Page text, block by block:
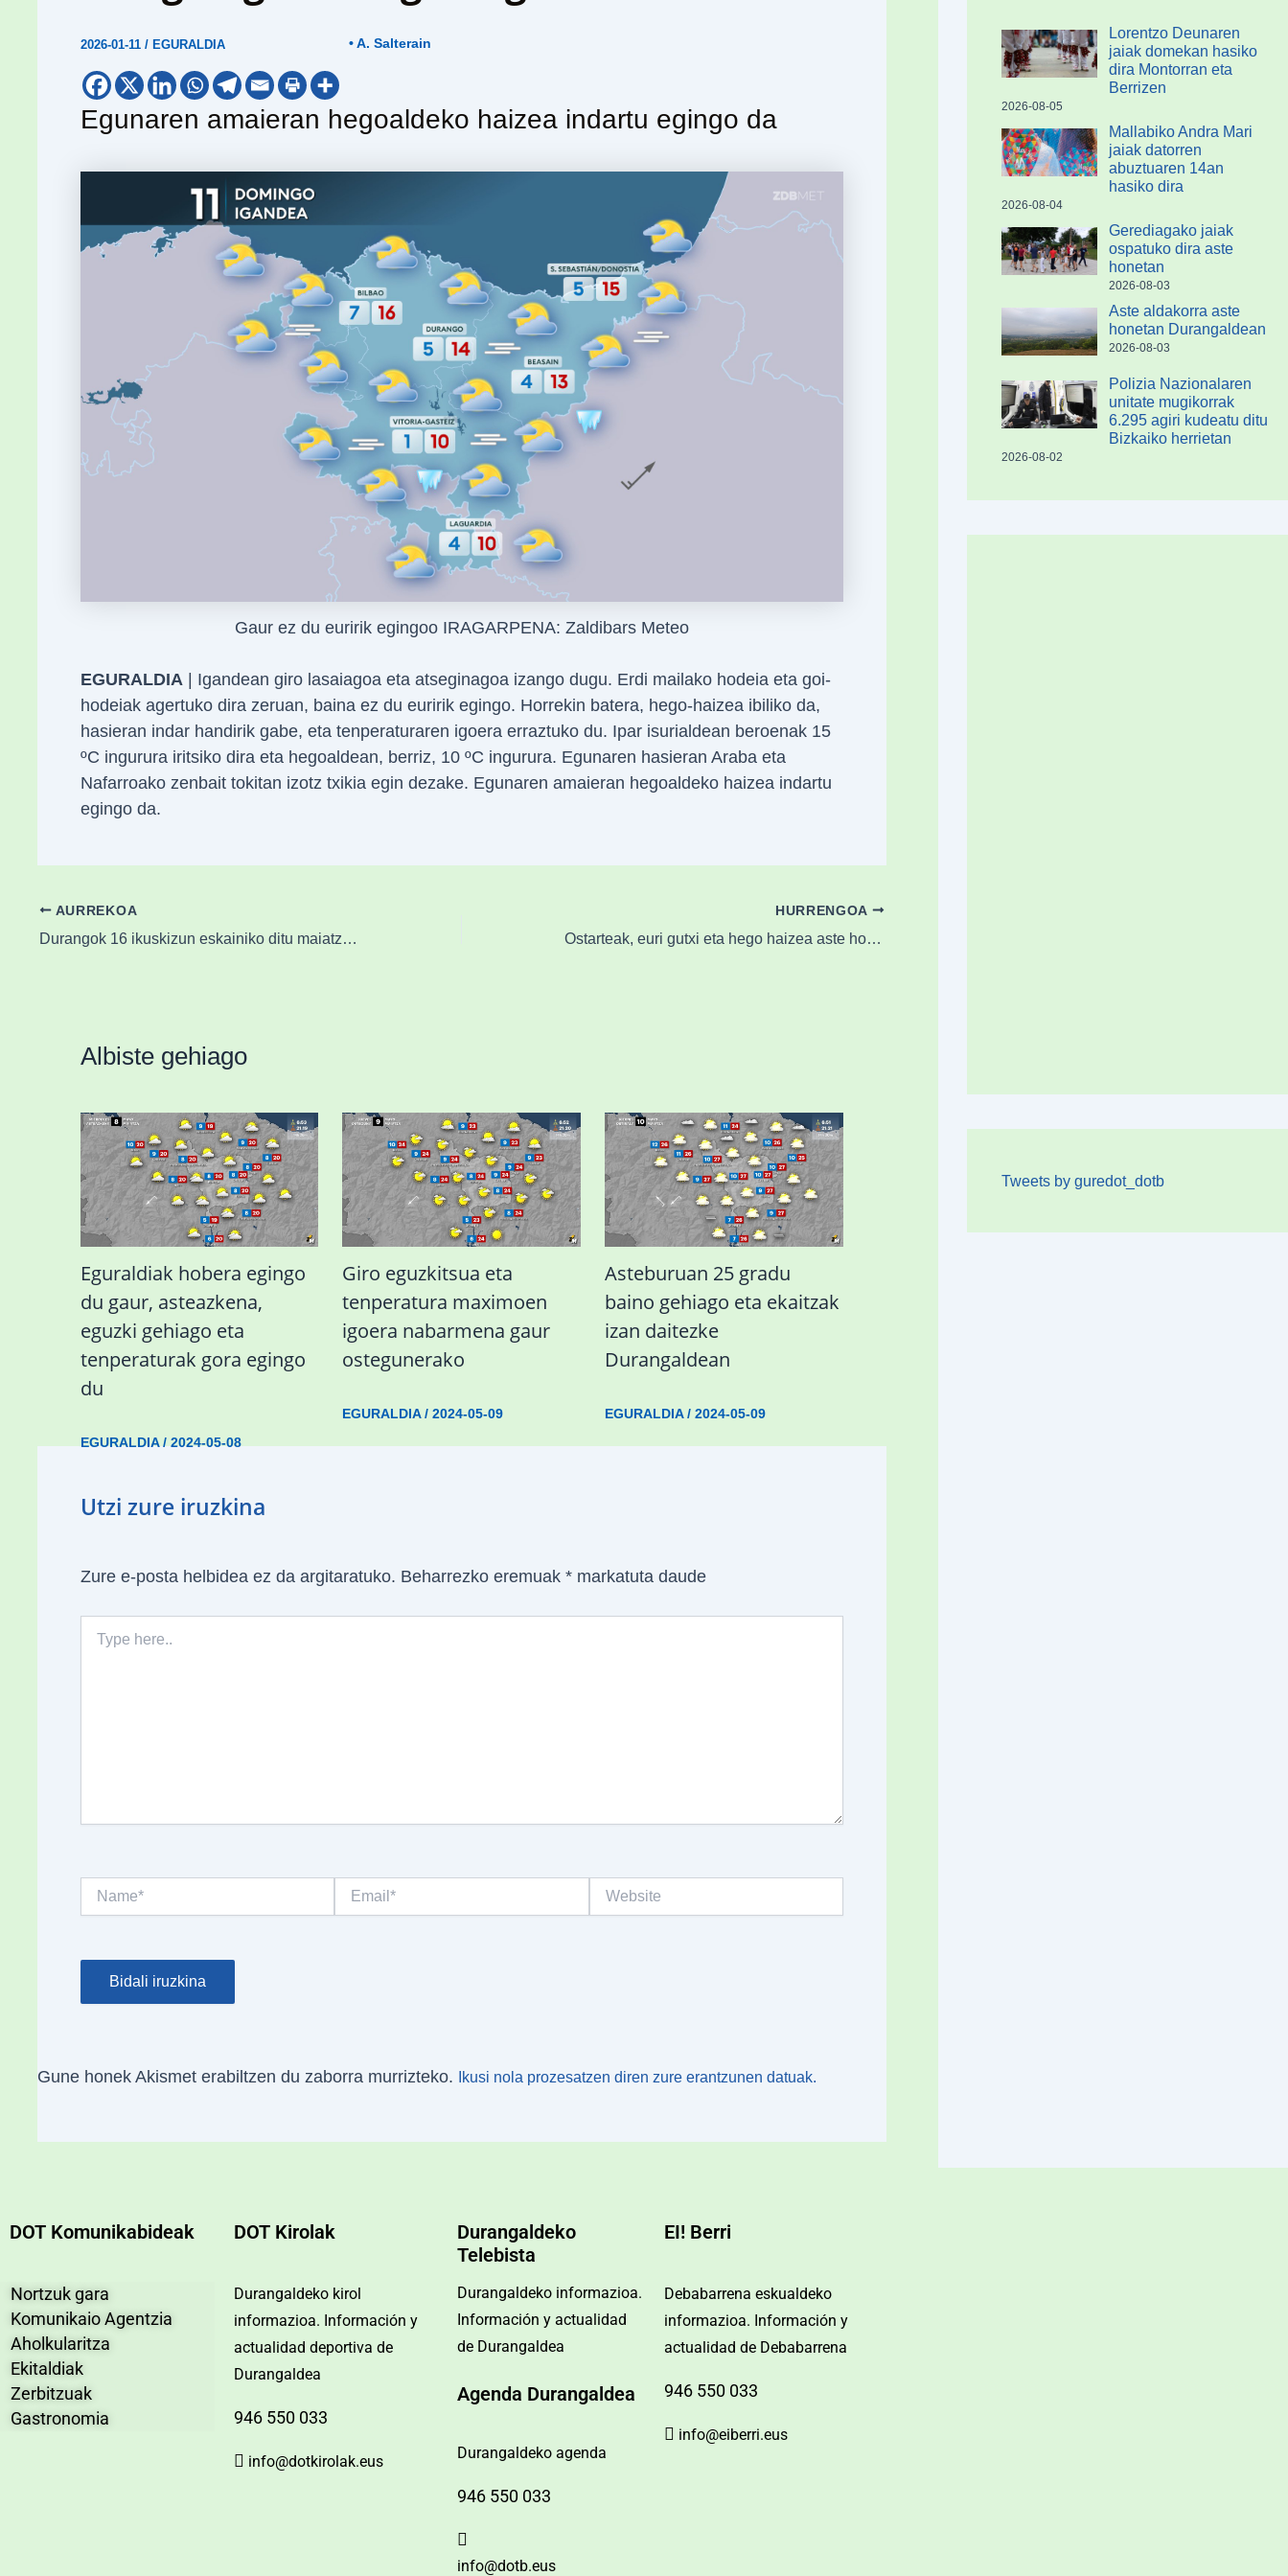
2026-01-11 / EGURALDIA • A. Salterain
Egunaren amaieran hegoaldeko haizea indartu egingo da
Gaur ez du euririk egingoo IRAGARPENA: Zaldibars Meteo
EGURALDIA| Igandean giro lasaiagoa eta atseginagoa izango dugu. Erdi mailako hodeia eta goi-
hodeiak agertuko dira zeruan, baina ez du euririk egingo. Horrekin batera, hego-haizea ibiliko da,
hasieran indar handirik gabe, eta tenperaturaren igoera erraztuko du. Ipar isurialdean beroenak 15
ºC ingurura iritsiko dira eta hegoaldean, berriz, 10 ºC ingurura. Egunaren hasieran Araba eta
Nafarroako zenbait tokitan izotz txikia egin dezake. Egunaren amaieran hegoaldeko haizea indartu
egingo da.
AURREKOA
Durangok 16 ikuskizun eskainiko ditu maiatzera arte
HURRENGOA
Ostarteak, euri gutxi eta hego haizea aste honeterako
Albiste gehiago
Eguraldiak hobera egingo
du gaur, asteazkena,
eguzki gehiago eta
tenperaturak gora egingo
du
EGURALDIA/ 2024-05-08
Giro eguzkitsua eta
tenperatura maximoen
igoera nabarmena gaur
ostegunerako
EGURALDIA/2024-05-09
Asteburuan 25 gradu
baino gehiago eta ekaitzak
izan daitezke
Durangaldean
EGURALDIA/2024-05-09
Utzi zure iruzkina
Zure e-posta helbidea ez da argitaratuko. Beharrezko eremuak *markatuta daude
here..
Gune honek Akismet erabiltzen du zaborra murrizteko. Ikusi nola prozesatzen diren zure erantzunen datuak.
Lorentzo Deunaren
jaiak domekan hasiko
dira Montorran eta
Berrizen
2026-08-05
Mallabiko Andra Mari
jaiak datorren
abuztuaren 14an
hasiko dira
2026-08-04
Gerediagako jaiak
ospatuko dira aste
honetan
2026-08-03
Aste aldakorra aste
honetan Durangaldean
2026-08-03
Polizia Nazionalaren
unitate mugikorrak
6.295 agiri kudeatu ditu
Bizkaiko herrietan
2026-08-02
Tweets by guredot_dotb
DOT Komunikabideak
Nortzuk gara
Komunikaio Agentzia
Aholkularitza
Ekitaldiak
Zerbitzuak
Gastronomia
DOT Kirolak
Durangaldeko kirol
informazioa. Información y
actualidad deportiva de
Durangaldea
946 550 033
info@dotkirolak.eus
Durangaldeko
Telebista
Durangaldeko informazioa.
Información y actualidad
de Durangaldea
Agenda Durangaldea
Durangaldeko agenda
946 550 033
info@dotb.eus
EI! Berri
Debabarrena eskualdeko
informazioa. Información y
actualidad de Debabarrena
946 550 033
info@eiberri.eus